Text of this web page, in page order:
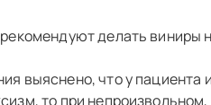
делать виниры
выяснено, что у
то при